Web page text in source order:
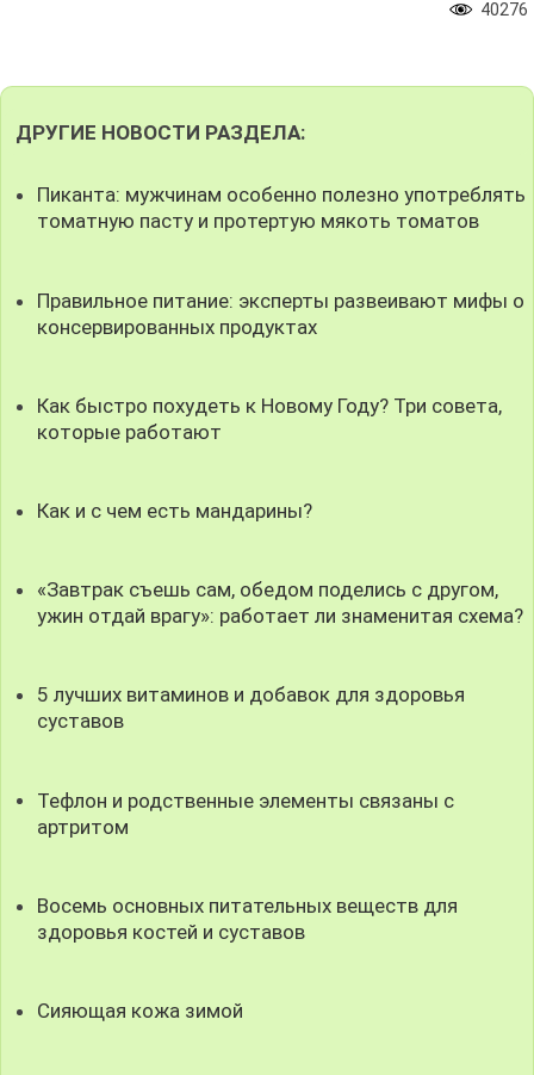
40276
ДРУГИЕ НОВОСТИ РАЗДЕЛА:
Пиканта: мужчинам особенно полезно употреблять
томатную пасту и протертую мякоть томатов
Правильное питание: эксперты развеивают мифы о
консервированных продуктах
Как быстро похудеть к Новому Году? Три совета,
которые работают
Как и с чем есть мандарины?
«Завтрак съешь сам, обедом поделись с другом,
ужин отдай врагу»: работает ли знаменитая схема?
5 лучших витаминов и добавок для здоровья
суставов
Тефлон и родственные элементы связаны с
артритом
Восемь основных питательных веществ для
здоровья костей и суставов
Сияющая кожа зимой